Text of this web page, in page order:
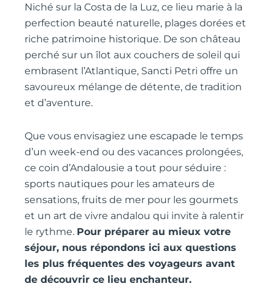
Niché sur la Costa de la Luz, ce lieu marie à la
perfection beauté naturelle, plages dorées et
riche patrimoine historique. De son château
perché sur un îlot aux couchers de soleil qui
embrasent l’Atlantique, Sancti Petri offre un
savoureux mélange de détente, de tradition
et d’aventure.
Que vous envisagiez une escapade le temps
d’un week-end ou des vacances prolongées,
ce coin d’Andalousie a tout pour séduire :
sports nautiques pour les amateurs de
sensations, fruits de mer pour les gourmets
et un art de vivre andalou qui invite à ralentir
le rythme. Pour préparer au mieux votre
séjour, nous répondons ici aux questions
les plus fréquentes des voyageurs avant
de découvrir ce lieu enchanteur.